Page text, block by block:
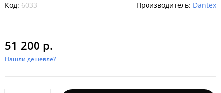
Код: 6033 Производитель: Dantex
51 200 р.
Нашли дешевле?